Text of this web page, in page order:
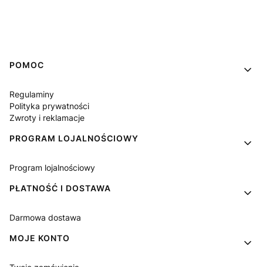
Linki w stopce
POMOC
Regulaminy
Polityka prywatności
Zwroty i reklamacje
PROGRAM LOJALNOŚCIOWY
Program lojalnościowy
PŁATNOŚĆ I DOSTAWA
Darmowa dostawa
MOJE KONTO